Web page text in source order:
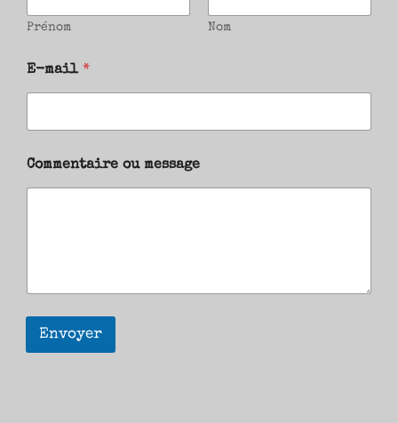
Prénom Nom
E-mail *
Commentaire ou message
Envoyer